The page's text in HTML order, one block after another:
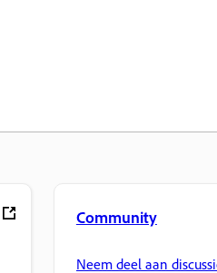
Community
Neem deel aan